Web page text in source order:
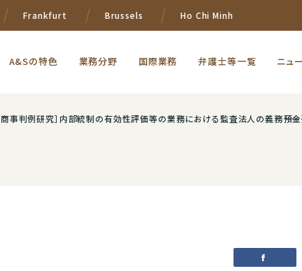
Frankfurt Brussels Ho Chi Minh
A&Sの特色 業務分野 国際業務 弁護士等一覧 ニュ
究］内部統制の有効性評価等の業務における監査法人の義務――預金残高確認に関して（東京地判